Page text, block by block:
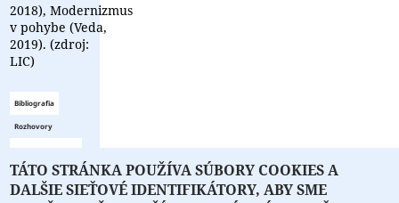
2018), Modernizmus
v pohybe (Veda,
2019). (zdroj:
LIC)
Bibliografia
Rozhovory
Zoznam
bibliografie
je prázdny
TÁTO STRÁNKA POUŽÍVA SÚBORY COOKIES A
DALŠIE SIEŤOVÉ IDENTIFIKÁTORY, ABY SME